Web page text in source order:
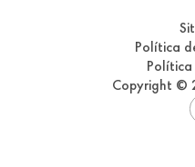
Política
Política
Copyright ©